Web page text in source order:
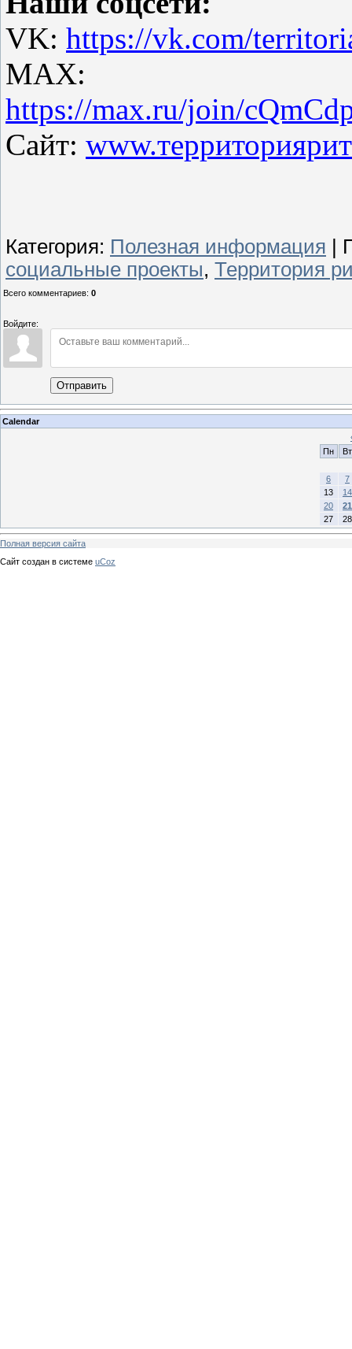
VK: https://vk.com/
MAX:
https://max.ru/join/
Сайт:
Категория: Полезная информация |
социальные проекты, Территория
Всего комментариев: 0
Войдите:
Отправить
Calendar
Пн
Вт
6
7
13
14
20
21
27
28
Полная версия сайта
Сайт создан в системе uCoz